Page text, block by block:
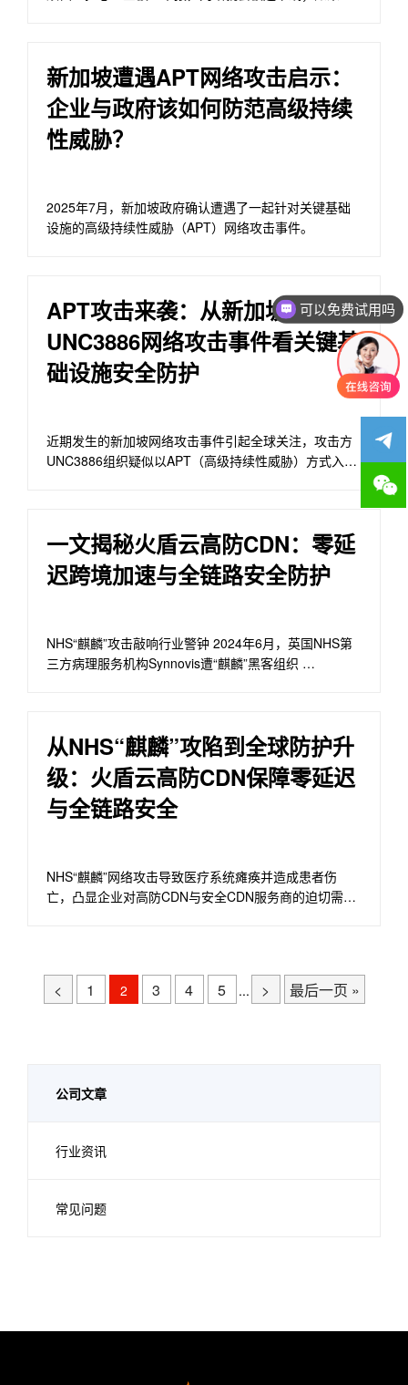
新加坡遭遇APT网络攻击启示：
企业与政府该如何防范高级持续
性威胁？
2025年7月，新加坡政府确认遭遇了一起针对关键基础
设施的高级持续性威胁（APT）网络攻击事件。
APT攻击来袭：从新加坡
UNC3886网络攻击事件看关键基
础设施安全防护
近期发生的新加坡网络攻击事件引起全球关注，攻击方
UNC3886组织疑似以APT（高级持续性威胁）方式入侵
一文揭秘火盾云高防CDN：零延
迟跨境加速与全链路安全防护
NHS“麒麟”攻击敲响行业警钟 2024年6月，英国NHS第
三方病理服务机构Synnovis遭“麒麟”黑客组织 …
从NHS“麒麟”攻陷到全球防护升
级：火盾云高防CDN保障零延迟
与全链路安全
NHS“麒麟”网络攻击导致医疗系统瘫痪并造成患者伤
亡，凸显企业对高防CDN与安全CDN服务商的迫切需
“零卡顿、零宕机、零篡改”的网络加速器方案。
< 1 2 3 4 5 ... > 最后一页 »
公司文章
行业资讯
常见问题
可以免费试用吗